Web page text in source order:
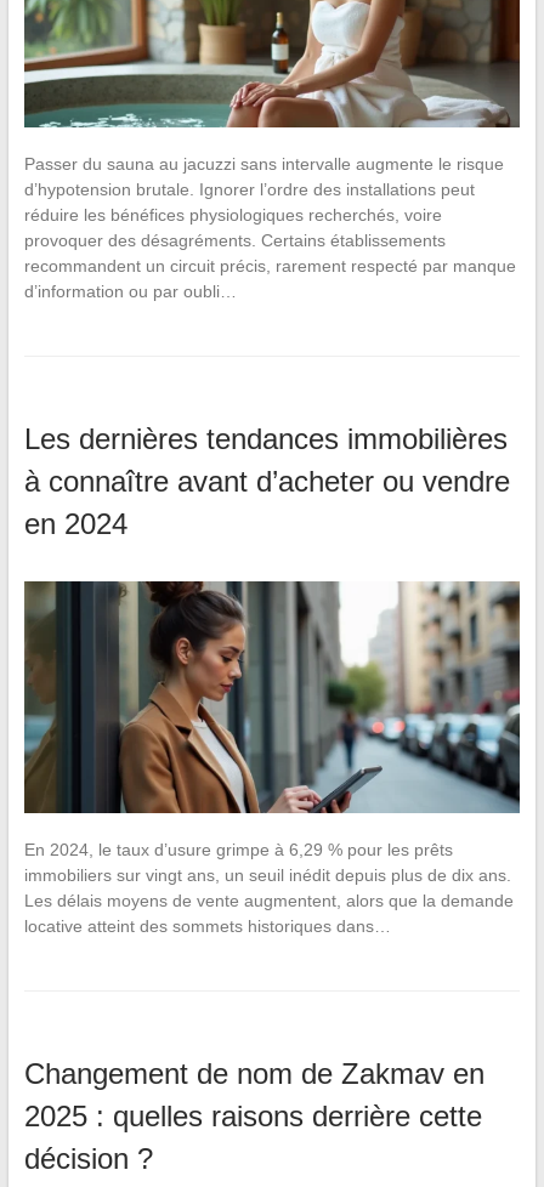
Passer du sauna au jacuzzi sans intervalle augmente le risque
d’hypotension brutale. Ignorer l’ordre des installations peut
réduire les bénéfices physiologiques recherchés, voire
provoquer des désagréments. Certains établissements
recommandent un circuit précis, rarement respecté par manque
d’information ou par oubli…
Les dernières tendances immobilières
à connaître avant d’acheter ou vendre
en 2024
En 2024, le taux d’usure grimpe à 6,29 % pour les prêts
immobiliers sur vingt ans, un seuil inédit depuis plus de dix ans.
Les délais moyens de vente augmentent, alors que la demande
locative atteint des sommets historiques dans…
Changement de nom de Zakmav en
2025 : quelles raisons derrière cette
décision ?